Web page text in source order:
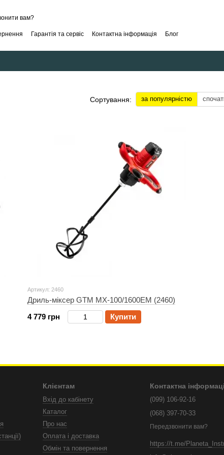
вам?
Гарантія та сервіс Контактна інформація Блог
Сортування: за популярністю
Артикул: 2460
Дриль-міксер GTM MX-100/1600EM (2460)
4 779 грн
Купити
Клієнтам
Вхід до кабінету
Каталог
Про нас
Оплата і доставка
Обмін та повернення
Контактна
(099) 106-92-16
(068) 397-70-33
Передзвонити вам?
https://t.me/